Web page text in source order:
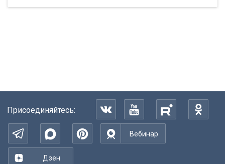
Присоединяйтесь:
Вебинар
Дзен